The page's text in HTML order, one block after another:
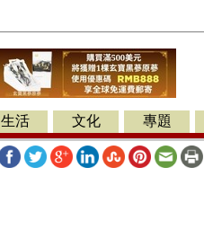
生活 文化 專題